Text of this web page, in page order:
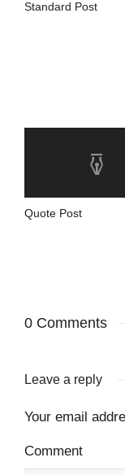
Standard Post
Quote Post
0 Comments
Leave a reply
Your email
Comment